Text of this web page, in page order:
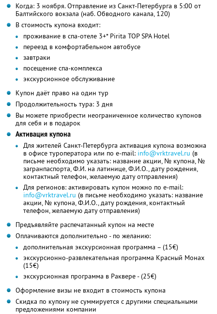
Когда: 3 ноября. Отправление из Санкт-Петербурга в 5:00 от
Балтийского вокзала (наб. Обводного канала, 120)
В стоимость купона входит:
проживание в спа-отеле 3+* Pirita TOP SPA Hotel
переезд в комфортабельном автобусе
завтраки
посещение спа-комплекса
экскурсионное обслуживание
Купон даёт право на один тур
Продолжительность тура: 3 дня
Вы можете приобрести неограниченное количество купонов
для себя и в подарок
Активация купона
Для жителей Санкт-Петербурга активация купона возможна
в офисе туроператора или по e-mail: info@vrktravel.ru (в
письме необходимо указать: название акции, № купона, №
загранпаспорта, Ф.И. на латинице, Ф.И.О., дату рождения,
контактный телефон, желаемую дату отправления)
Для регионов: активировать купон можно по e-mail:
info@vrktravel.ru (в письме необходимо указать: название
акции, № купона, Ф.И.О., дату рождения, контактный
телефон, желаемую дату отправления)
Предъявляйте распечатанный купон на месте
Оплачиваются дополнительно - по желанию:
дополнительная экскурсионная программа – (15€)
экскурсионно-развлекательная программа Красный Монах
(15€)
экскурсионная программа в Раквере - (25€)
Оформление визы не входит в стоимость купона
Скидка по купону не суммируется с другими специальными
предложениями компании